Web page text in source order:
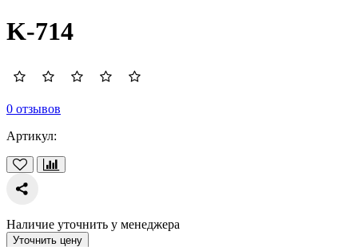
K-714
0 отзывов
Артикул:
Наличие уточнить у менеджера
Уточнить цену